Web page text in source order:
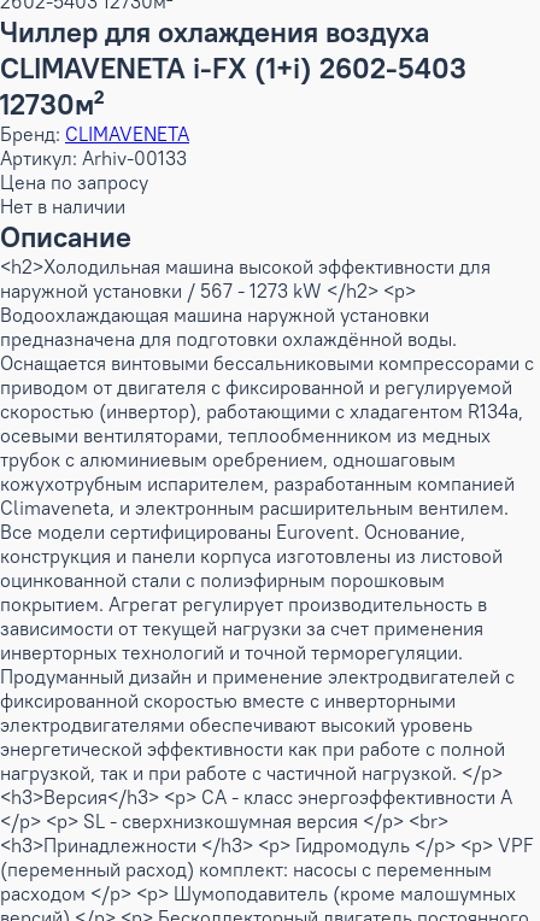
Чиллер для охлаждения воздуха
CLIMAVENETA i-FX (1+i) 2602-5403
12730м²
Бренд: CLIMAVENETA
Артикул: Arhiv-00133
Цена по запросу
Нет в наличии
Описание
<h2>Холодильная машина высокой эффективности для
наружной установки / 567 - 1273 kW </h2> <p>
Водоохлаждающая машина наружной установки
предназначена для подготовки охлаждённой воды.
Оснащается винтовыми бессальниковыми компрессорами с
приводом от двигателя с фиксированной и регулируемой
скоростью (инвертор), работающими с хладагентом R134a,
осевыми вентиляторами, теплообменником из медных
трубок с алюминиевым оребрением, одношаговым
кожухотрубным испарителем, разработанным компанией
Climaveneta, и электронным расширительным вентилем.
Все модели сертифицированы Eurovent. Основание,
конструкция и панели корпуса изготовлены из листовой
оцинкованной стали с полиэфирным порошковым
покрытием. Агрегат регулирует производительность в
зависимости от текущей нагрузки за счет применения
инверторных технологий и точной терморегуляции.
Продуманный дизайн и применение электродвигателей с
фиксированной скоростью вместе с инверторными
электродвигателями обеспечивают высокий уровень
энергетической эффективности как при работе с полной
нагрузкой, так и при работе с частичной нагрузкой. </p>
<h3>Версия</h3> <p> CA - класс энергоэффективности А
</p> <p> SL - сверхнизкошумная версия </p> <br>
<h3>Принадлежности </h3> <p> Гидромодуль </p> <p> VPF
(переменный расход) комплект: насосы с переменным
расходом </p> <p> Шумоподавитель (кроме малошумных